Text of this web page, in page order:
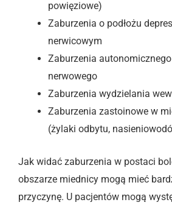
powięziowe)
Zaburzenia o podłożu
nerwicowym
Zaburzenia autonomicznego
nerwowego
Zaburzenia wydzielania
Zaburzenia zastoinowe w
(żylaki odbytu,
Jak widać zaburzenia w postaci
obszarze miednicy mogą mieć
przyczynę. U pacjentów mogą